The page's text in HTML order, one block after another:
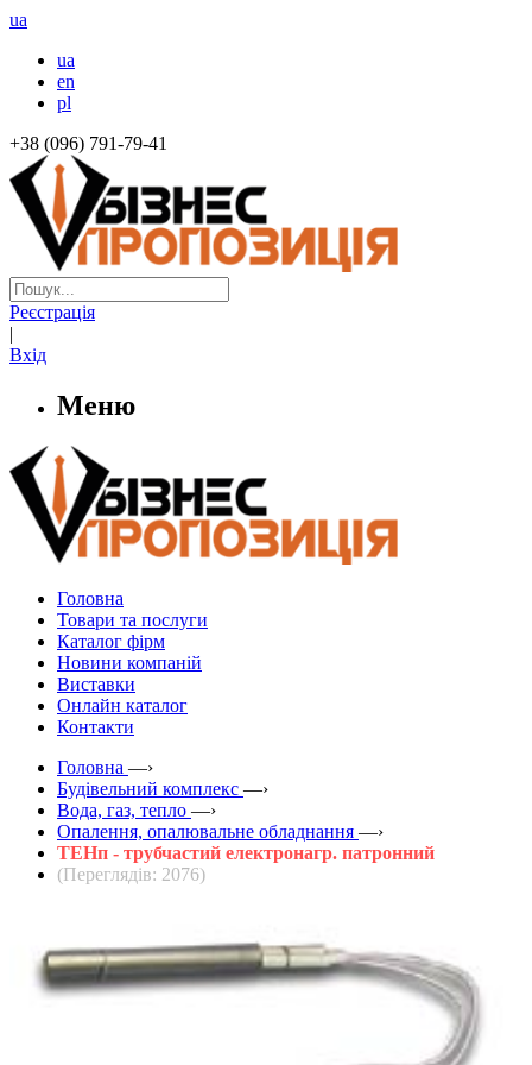
ua
ua
en
pl
+38 (096) 791-79-41
Реєстрація
|
Вхід
Меню
Головна
Товари та послуги
Каталог фірм
Новини компаній
Виставки
Онлайн каталог
Контакти
Головна —›
Будівельний комплекс —›
Вода, газ, тепло —›
Опалення, опалювальне обладнання —›
ТЕНп - трубчастий електронагр. патронний
(Переглядів: 2076)